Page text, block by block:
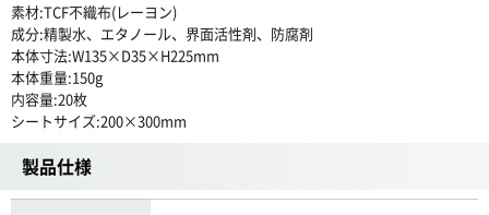
素材:TCF不織布(レーヨン)
成分:精製水、エタノール、界面活性剤、防腐剤
本体寸法:W135×D35×H225mm
本体重量:150g
内容量:20枚
シートサイズ:200×300mm
製品仕様